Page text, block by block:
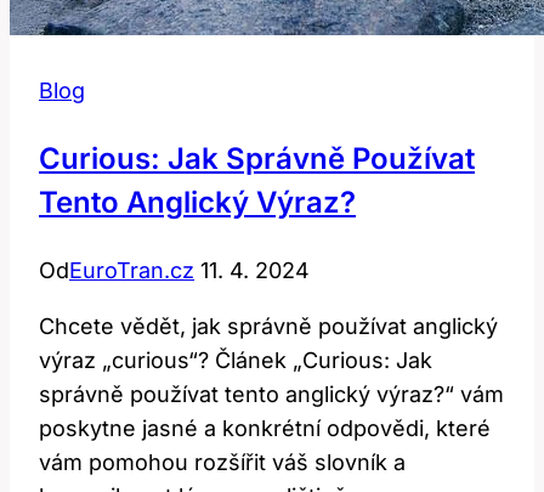
Blog
Curious: Jak Správně Používat
Tento Anglický Výraz?
OdEuroTran.cz 11. 4. 2024
Chcete vědět, jak správně používat anglický
výraz „curious“? Článek „Curious: Jak
správně používat tento anglický výraz?“ vám
poskytne jasné a konkrétní odpovědi, které
vám pomohou rozšířit váš slovník a